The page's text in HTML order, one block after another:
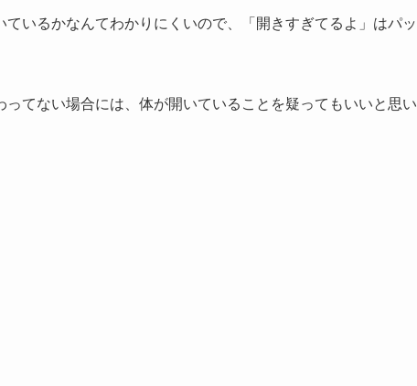
いるかなんてわかりにくいので、「開きすぎてるよ」はパッ
てない場合には、体が開いていることを疑ってもいいと思い